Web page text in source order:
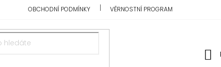
OBCHODNÍ PODMÍNKY VĚRNOSTNÍ PROGRAM